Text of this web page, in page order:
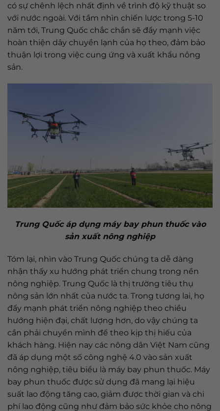
có sự chênh lệch nhất định về trình độ kỹ thuật so
với nước ngoài. Với tầm nhìn chiến lược trong 5-10
năm tới, Trung Quốc chắc chắn sẽ đẩy mạnh việc
hoàn thiện dây chuyền lạnh của họ theo, đảm bảo
thuận lợi trong việc cung ứng và xuất khẩu nông
sản.
Trung Quốc áp dụng máy bay phun thuốc vào
sản xuất nông nghiệp
Tóm lại, nhìn vào Trung Quốc chúng ta dễ dàng
nhận thấy xu hướng phát triển chung trong nền
nông nghiệp. Trung Quốc là thị trường tiêu thụ
nông sản lớn nhất của nước ta. Trong tương lai, họ
đẩy mạnh phát triển nông nghiệp theo chiều
hướng hiện đại, chất lượng hơn, do vậy chúng ta
cần phải chuyển mình để theo kịp thị hiếu của
khách hàng. Hiện nay các nông dân Việt Nam cũng
đã áp dụng một số công nghệ 4.0 vào sản xuất
nông nghiệp, tiêu biểu là máy bay phun thuốc. Máy
bay phun thuốc được sử dụng đã mang lại hiệu
suất lao động tăng cao, giảm được thời gian và chi
phí lao động cũng như đảm bảo sức khỏe cho nông